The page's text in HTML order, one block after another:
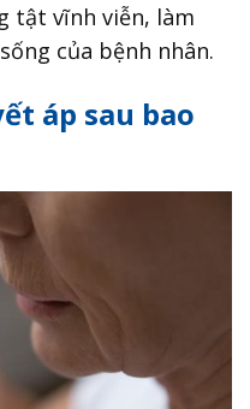
tật vĩnh viễn, làm
của bệnh nhân.
áp sau bao